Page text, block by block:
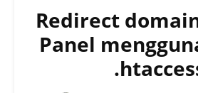
Redirect
Panel